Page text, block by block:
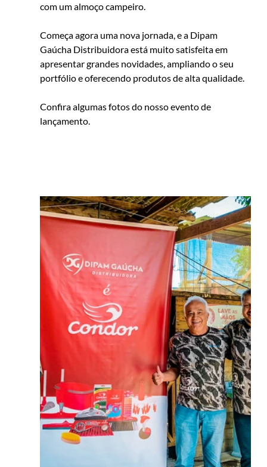
com um almoço campeiro.
Começa agora uma nova jornada, e a Dipam
Gaúcha Distribuidora está muito satisfeita em
apresentar grandes novidades, ampliando o seu
portfólio e oferecendo produtos de alta qualidade.
Confira algumas fotos do nosso evento de
lançamento.